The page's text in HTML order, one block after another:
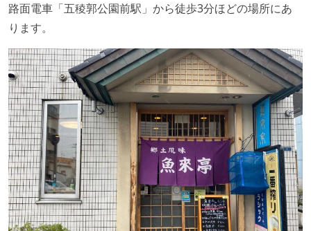
路面電車「五稜郭公園前駅」から徒歩3分ほどの場所にあ
ります。